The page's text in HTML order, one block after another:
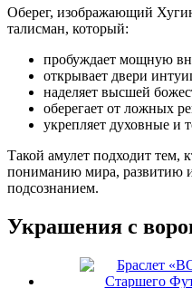
Оберег, изображающий
талисман, который:
пробуждает мощную
открывает двери
наделяет высшей
оберегает от ложных
укрепляет духовные и
Такой амулет подходит тем,
пониманию мира, развитию
подсознанием.
Украшения с